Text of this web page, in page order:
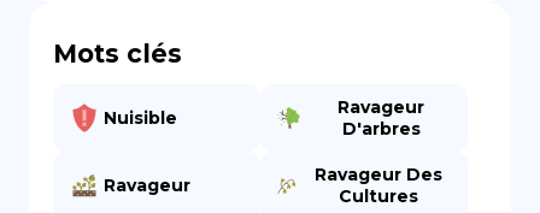
Mots clés
Nuisible
Ravageur
D'arbres
Ravageur
Ravageur Des
Cultures